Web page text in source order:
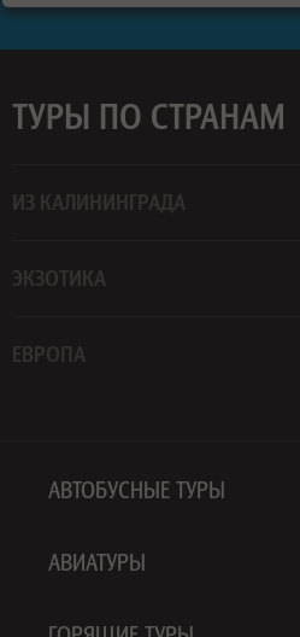
ТУРЫ ПО СТРАНАМ
ИЗ КАЛИНИНГРАДА
ЭКЗОТИКА
ЕВРОПА
АВТОБУСНЫЕ ТУРЫ
АВИАТУРЫ